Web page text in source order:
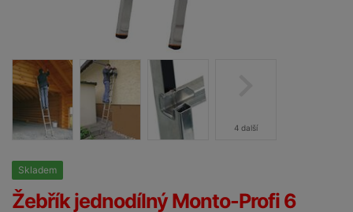
4 další
Skladem
Žebřík jednodílný Monto-Profi 6